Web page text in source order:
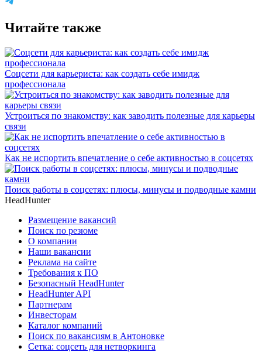
Читайте также
Соцсети для карьериста: как создать себе имидж
профессионала
Устроиться по знакомству: как заводить полезные для карьеры
связи
Как не испортить впечатление о себе активностью в соцсетях
Поиск работы в соцсетях: плюсы, минусы и подводные камни
HeadHunter
Размещение вакансий
Поиск по резюме
О компании
Наши вакансии
Реклама на сайте
Требования к ПО
Безопасный HeadHunter
HeadHunter API
Партнерам
Инвесторам
Каталог компаний
Поиск по вакансиям в Антоновке
Сетка: соцсеть для нетворкинга